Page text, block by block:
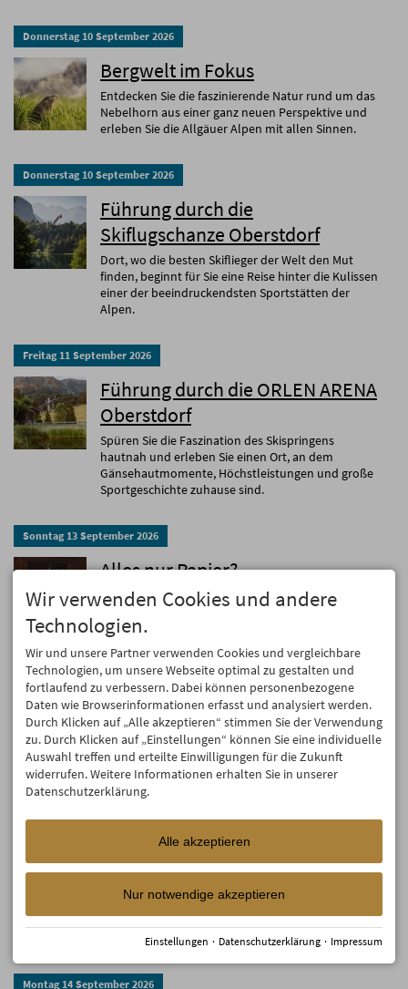
Donnerstag 10 September 2026
Bergwelt im Fokus
Entdecken Sie die faszinierende Natur rund um das
Nebelhorn aus einer ganz neuen Perspektive und
erleben Sie die Allgäuer Alpen mit allen Sinnen.
Donnerstag 10 September 2026
Führung durch die
Skiflugschanze Oberstdorf
Dort, wo die besten Skiflieger der Welt den Mut
finden, beginnt für Sie eine Reise hinter die Kulissen
einer der beeindruckendsten Sportstätten der
Alpen.
Freitag 11 September 2026
Führung durch die ORLEN ARENA
Oberstdorf
Spüren Sie die Faszination des Skispringens
hautnah und erleben Sie einen Ort, an dem
Gänsehautmomente, Höchstleistungen und große
Sportgeschichte zuhause sind.
Sonntag 13 September 2026
Alles nur Papier?
Erleben Sie eine etwas andere Ausstellung und
kommen Sie ins staunen. Lassen Sie sich von
einzigartiger Kunst imponieren und inspirieren.
Montag 14 September 2026
Alphornschnupperkurs
Nutze die einmalige Gelegenheit und probiere
dieses ursprüngliche Nutzinstrument, das "Handy"
der Alpen, mit einem erfahrenen Musiker aus.
Früher diente das Alphorn unter anderem zur
Verständigung zwischen Berg und Tal.
Gästebegrüßung
Starten Sie Ihren Urlaub bestens informiert und
lassen Sie Sich von der besonderen Atmosphäre
Oberstdorfs willkommen heißen
Montag 14 September 2026
Wir verwenden Cookies und andere
Technologien.
Wir und unsere Partner verwenden Cookies und vergleichbare
Technologien, um unsere Webseite optimal zu gestalten und
fortlaufend zu verbessern. Dabei können personenbezogene
Daten wie Browserinformationen erfasst und analysiert werden.
Durch Klicken auf „Alle akzeptieren“ stimmen Sie der Verwendung
zu. Durch Klicken auf „Einstellungen“ können Sie eine individuelle
Auswahl treffen und erteilte Einwilligungen für die Zukunft
widerrufen. Weitere Informationen erhalten Sie in unserer
Datenschutzerklärung.
Alle akzeptieren
Nur notwendige akzeptieren
Einstellungen · Datenschutzerklärung · Impressum